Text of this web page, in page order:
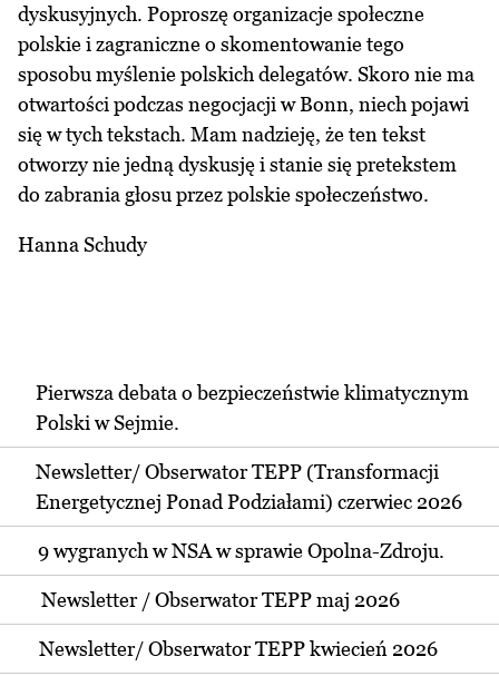
dyskusyjnych. Poproszę organizacje społeczne
polskie i zagraniczne o skomentowanie tego
sposobu myślenie polskich delegatów. Skoro nie ma
otwartości podczas negocjacji w Bonn, niech pojawi
się w tych tekstach. Mam nadzieję, że ten tekst
otworzy nie jedną dyskusję i stanie się pretekstem
do zabrania głosu przez polskie społeczeństwo.
Hanna Schudy
Pierwsza debata o bezpieczeństwie klimatycznym
Polski w Sejmie.
Newsletter/ Obserwator TEPP (Transformacji
Energetycznej Ponad Podziałami) czerwiec 2026
9 wygranych w NSA w sprawie Opolna-Zdroju.
Newsletter / Obserwator TEPP maj 2026
Newsletter/ Obserwator TEPP kwiecień 2026